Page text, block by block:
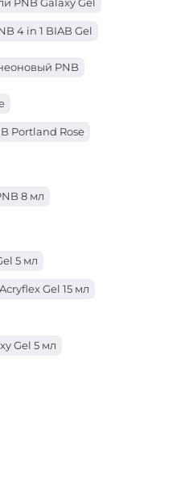
PNB Galaxy Gel
4 in 1 BIAB Gel
PNB
Portland Rose
8 мл
5 мл
Gel 15 мл
Gel 5 мл